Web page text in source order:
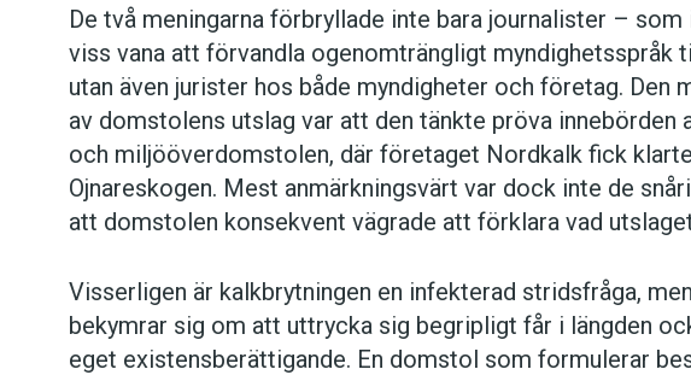
De två meningarna förbryllade inte bara journalister – som
viss vana att förvandla ogenomträngligt myndighetsspråk
utan även jurister hos både myndigheter och företag. Den
av domstolens utslag var att den tänkte pröva innebörden
och miljööverdomstolen, där företaget Nordkalk fick
Ojnareskogen. Mest anmärkningsvärt var dock inte de
att domstolen konsekvent vägrade att förklara vad
Visserligen är kalkbrytningen en infekterad stridsfråga,
bekymrar sig om att uttrycka sig begripligt får i längden
eget existensberättigande. En domstol som formulerar